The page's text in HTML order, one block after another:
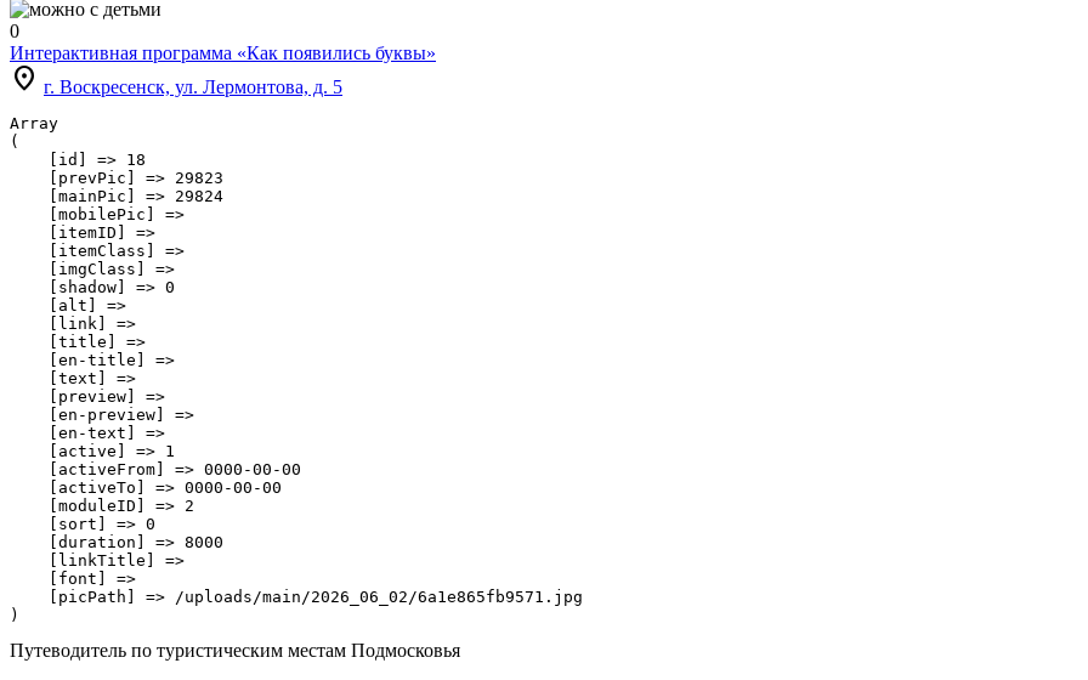
0
Интерактивная программа «Как появились буквы»
location_on г. Воскресенск, ул. Лермонтова, д. 5
Array
(
    [id] => 18
    [prevPic] => 29823
    [mainPic] => 29824
    [mobilePic] =>
    [itemID] =>
    [itemClass] =>
    [imgClass] =>
    [shadow] => 0
    [alt] =>
    [link] =>
    [title] =>
    [en-title] =>
    [text] =>
    [preview] =>
    [en-preview] =>
    [en-text] =>
    [active] => 1
    [activeFrom] => 0000-00-00
    [activeTo] => 0000-00-00
    [moduleID] => 2
    [sort] => 0
    [duration] => 8000
    [linkTitle] =>
    [font] =>
    [picPath] => /uploads/main/2026_06_02/6a1e865fb9571.jpg
Путеводитель по туристическим местам Подмосковья